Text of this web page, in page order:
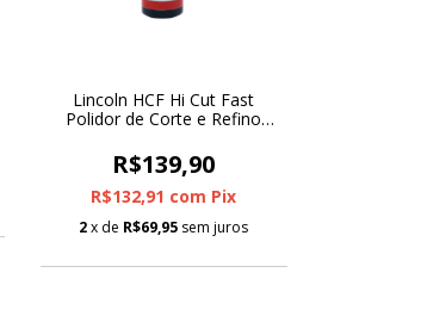
Lincoln HCF Hi Cut Fast
Polidor de Corte e Refino
R$139,90
R$132,91 com Pix
2x de R$69,95 sem juros